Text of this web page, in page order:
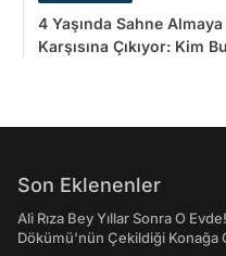
4 Yaşında Sahne
Karşısına Çıkıyor: Kim
Son Eklenenler
Ali Rıza Bey Yıllar Sonra O
Dökümü'nün Çekildiği Konağa